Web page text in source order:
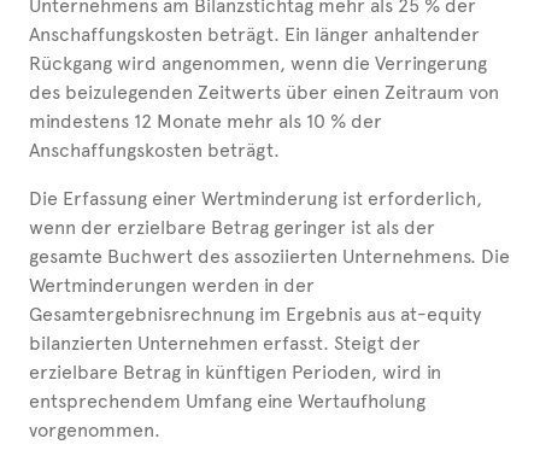
Unternehmens am Bilanzstichtag mehr als 25 % der
Anschaffungskosten beträgt. Ein länger anhaltender
Rückgang wird angenommen, wenn die Verringerung
des beizulegenden Zeitwerts über einen Zeitraum von
mindestens 12 Monate mehr als 10 % der
Anschaffungskosten beträgt.
Die Erfassung einer Wertminderung ist erforderlich,
wenn der erzielbare Betrag geringer ist als der
gesamte Buchwert des assoziierten Unternehmens. Die
Wertminderungen werden in der
Gesamtergebnisrechnung im Ergebnis aus at-equity
bilanzierten Unternehmen erfasst. Steigt der
erzielbare Betrag in künftigen Perioden, wird in
entsprechendem Umfang eine Wertaufholung
vorgenommen.